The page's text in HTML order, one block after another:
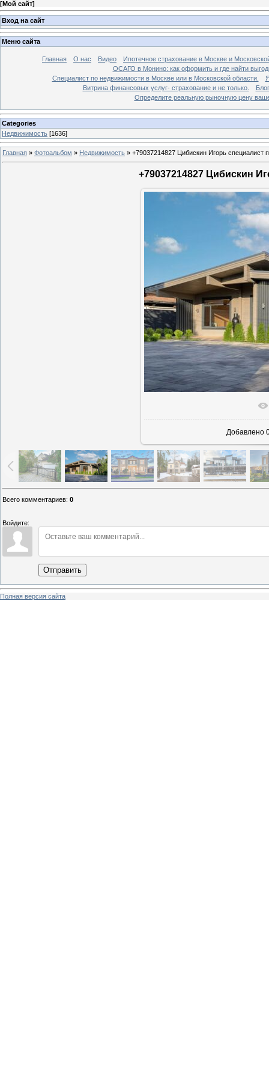
[Мой сайт]
Вход на сайт
Меню сайта
Главная О нас Видео
Ипотечное страхование в Москве и
ОСАГО в Монино: как оформить и где найти
Специалист по недвижимости в Москве или в Московской области.
Витрина финансовых услуг- страхование и не только.
Блог
Определите реальную рыночную цену
Categories
Недвижимость [1636]
Главная » Фотоальбом » Недвижимость » +79037214827 Цибискин Игорь специалист
+79037214827 Цибискин
В
Добавлено
Всего комментариев: 0
Войдите:
Отправить
Полная версия сайта